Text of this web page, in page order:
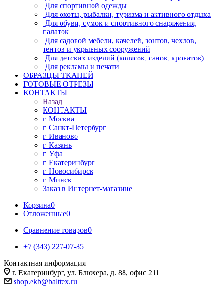
Для спортивной одежды
Для охоты, рыбалки, туризма и активного отдыха
Для обуви, сумок и спортивного снаряжения,
палаток
Для садовой мебели, качелей, зонтов, чехлов,
тентов и укрывных сооружений
Для детских изделий (колясок, санок, кроваток)
Для рекламы и печати
ОБРАЗЦЫ ТКАНЕЙ
ГОТОВЫЕ ОТРЕЗЫ
КОНТАКТЫ
Назад
КОНТАКТЫ
г. Москва
г. Санкт-Петербург
г. Иваново
г. Казань
г. Уфа
г. Екатеринбург
г. Новосибирск
г. Минск
Заказ в Интернет-магазине
Корзина0
Отложенные0
Сравнение товаров0
+7 (343) 227-07-85
Контактная информация
г. Екатеринбург, ул. Блюхера, д. 88, офис 211
shop.ekb@balttex.ru